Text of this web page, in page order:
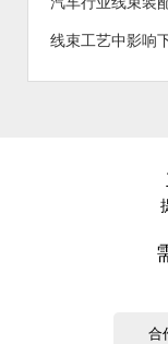
线束工艺中影响
合